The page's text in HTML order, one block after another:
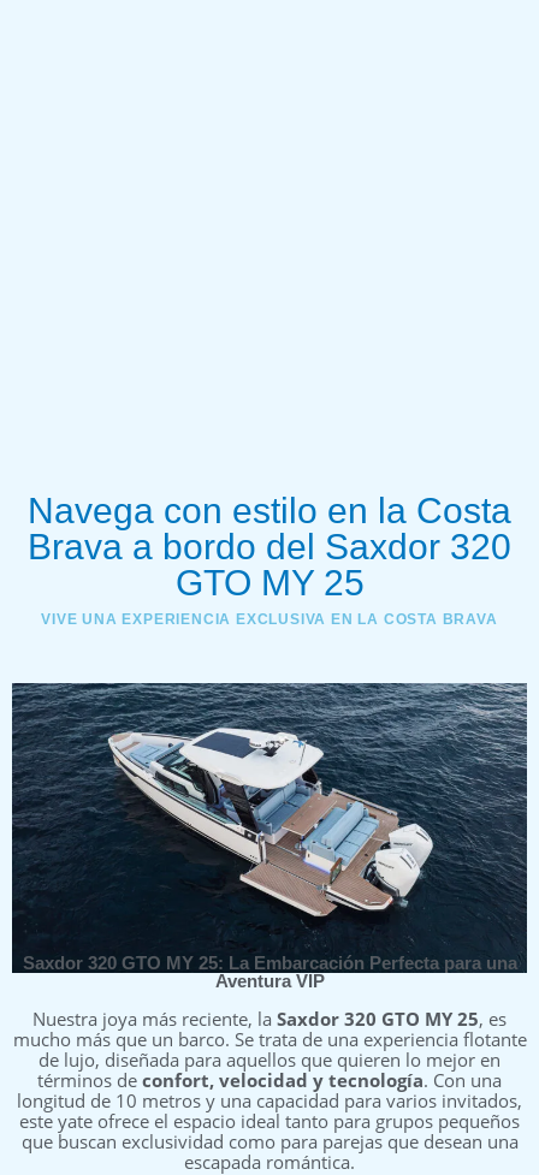
Navega con estilo en la Costa
Brava a bordo del Saxdor 320
GTO MY 25
VIVE UNA EXPERIENCIA EXCLUSIVA EN LA COSTA BRAVA
Saxdor 320 GTO MY 25: La Embarcación Perfecta para una
Aventura VIP
Nuestra joya más reciente, la Saxdor 320 GTO MY 25, es
mucho más que un barco. Se trata de una experiencia flotante
de lujo, diseñada para aquellos que quieren lo mejor en
términos de confort, velocidad y tecnología. Con una
longitud de 10 metros y una capacidad para varios invitados,
este yate ofrece el espacio ideal tanto para grupos pequeños
que buscan exclusividad como para parejas que desean una
escapada romántica.